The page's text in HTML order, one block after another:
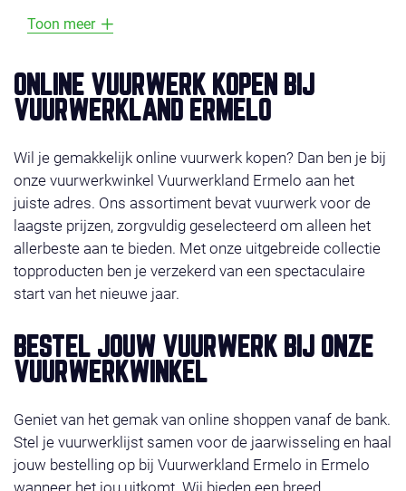
Staverden en Elspeet.
Toon meer
ONLINE VUURWERK KOPEN BIJ
VUURWERKLAND ERMELO
Wil je gemakkelijk online vuurwerk kopen? Dan ben je bij
onze vuurwerkwinkel Vuurwerkland Ermelo aan het
juiste adres. Ons assortiment bevat vuurwerk voor de
laagste prijzen, zorgvuldig geselecteerd om alleen het
allerbeste aan te bieden. Met onze uitgebreide collectie
topproducten ben je verzekerd van een spectaculaire
start van het nieuwe jaar.
BESTEL JOUW VUURWERK BIJ ONZE
VUURWERKWINKEL
Geniet van het gemak van online shoppen vanaf de bank.
Stel je vuurwerklijst samen voor de jaarwisseling en haal
jouw bestelling op bij Vuurwerkland Ermelo in Ermelo
wanneer het jou uitkomt. Wij bieden een breed